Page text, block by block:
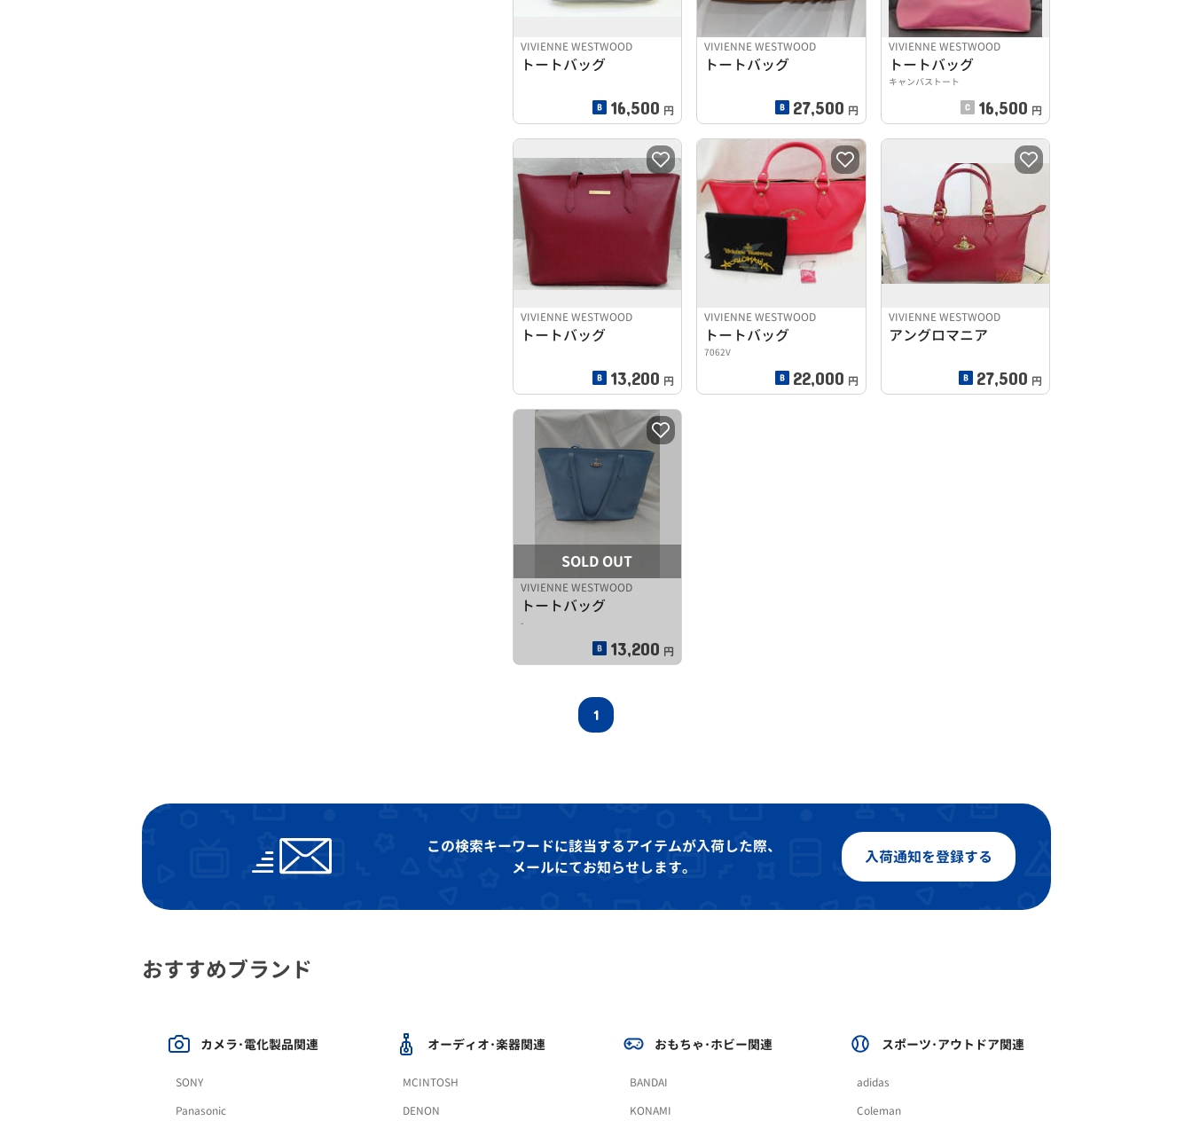
VIVIENNE WESTWOOD
トートバッグ
16,500 円
VIVIENNE WESTWOOD
トートバッグ
27,500 円
VIVIENNE WESTWOOD
トートバッグ
キャンバストート
16,500 円
VIVIENNE WESTWOOD
トートバッグ
13,200 円
VIVIENNE WESTWOOD
トートバッグ
7062V
22,000 円
VIVIENNE WESTWOOD
アングロマニア
27,500 円
SOLD OUT
VIVIENNE WESTWOOD
トートバッグ
-
13,200 円
1
入荷通知を登録する
この検索キーワードに該当するアイテムが入荷した際、
メールにてお知らせします。
おすすめブランド
カメラ･電化製品関連
SONY
Panasonic
オーディオ･楽器関連
MCINTOSH
DENON
おもちゃ･ホビー関連
BANDAI
KONAMI
スポーツ･アウトドア関連
adidas
Coleman